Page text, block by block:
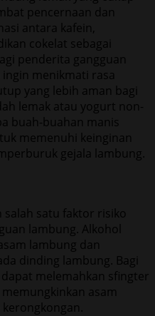
pencernaan dan
antara kafein,
cokelat sebagai
penderita gangguan
ingin menikmati rasa
yang lebih aman bagi
lemak atau yogurt non-
buah-buahan manis
memenuhi keinginan
gejala lambung.
satu faktor risiko
lambung. Alkohol
lambung dan
dinding lambung. Bagi
melemahkan sfingter
asam